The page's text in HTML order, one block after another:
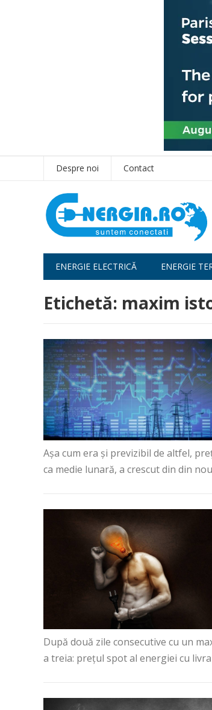
Despre noi Contact
ENERGIE ELECTRICĂ ENERGIE
Etichetă: maxim
Așa cum era și previzibil de altfel,
ca medie lunară, a crescut din din
După două zile consecutive cu un
a treia: prețul spot al energiei cu